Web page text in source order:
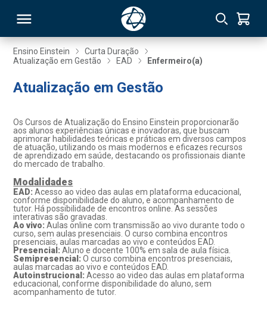
Ensino Einstein
Curta Duração
Atualização em Gestão
EAD Enfermeiro(a)
Atualização em Gestão
Os Cursos de Atualização do Ensino Einstein proporcionarão
aos alunos experiências únicas e inovadoras, que buscam
aprimorar habilidades teóricas e práticas em diversos campos
de atuação, utilizando os mais modernos e eficazes recursos
de aprendizado em saúde, destacando os profissionais diante
do mercado de trabalho.
Modalidades
EAD:Acesso ao video das aulas em plataforma educacional,
conforme disponibilidade do aluno, e acompanhamento de
tutor. Há possibilidade de encontros online. As sessões
interativas são gravadas.
Ao vivo: Aulas online com transmissão ao vivo durante todo o
curso, sem aulas presenciais. O curso combina encontros
presenciais, aulas marcadas ao vivo e conteúdos EAD.
Presencial:Aluno e docente 100% em sala de aula física.
Semipresencial:O curso combina encontros presenciais,
aulas marcadas ao vivo e conteúdos EAD.
Autoinstrucional:Acesso ao video das aulas em plataforma
educacional, conforme disponibilidade do aluno, sem
acompanhamento de tutor.